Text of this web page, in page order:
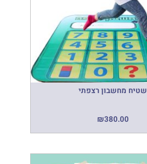
שטיח מחשבון רצפתי
₪380.00